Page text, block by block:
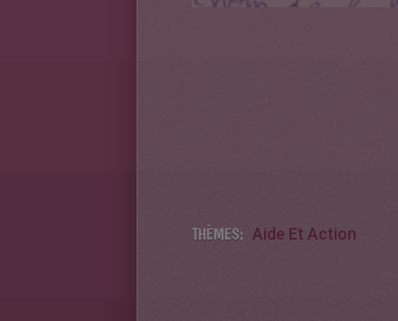
THÈMES: Aide Et Action